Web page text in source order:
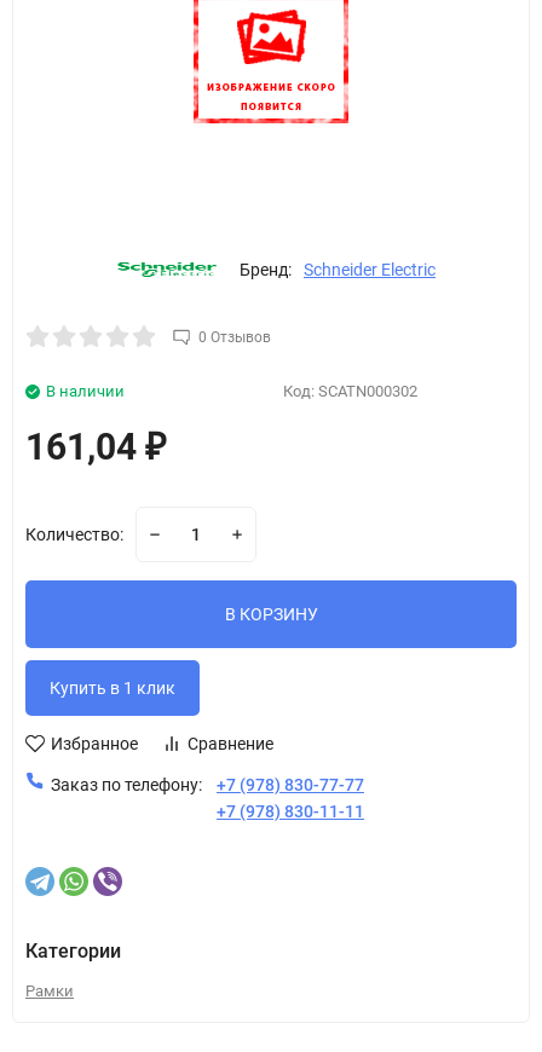
Бренд: Schneider Electric
0 Отзывов
Код: SCATN000302
В наличии
161,04 ₽
Количество:
В КОРЗИНУ
Избранное Сравнение
Заказ по телефону:
+7 (978) 830-77-77
+7 (978) 830-11-11
Категории
Рамки